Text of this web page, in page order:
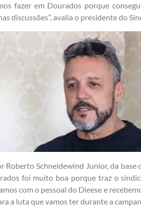
fazer em Dourados porque
discussões”, avalia o presidente do
Roberto Schneidewind Junior, da base
foi muito boa porque traz o
com o pessoal do Dieese e
a luta que vamos ter durante a